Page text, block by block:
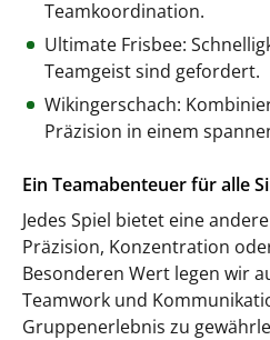
Teamkoordination.
Ultimate Frisbee:
Teamgeist sind gefordert.
Wikingerschach:
Präzision in einem
Ein Teamabenteuer für alle
Jedes Spiel bietet eine
Präzision, Konzentration
Besonderen Wert legen wir
Teamwork und
Gruppenerlebnis zu